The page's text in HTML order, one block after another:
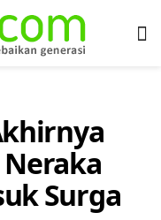
Surga